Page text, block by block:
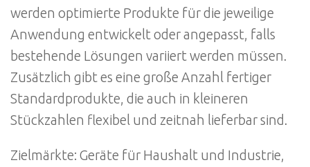
werden optimierte Produkte für die jeweilige
Anwendung entwickelt oder angepasst, falls
bestehende Lösungen variiert werden müssen.
Zusätzlich gibt es eine große Anzahl fertiger
Standardprodukte, die auch in kleineren
Stückzahlen flexibel und zeitnah lieferbar sind.
Zielmärkte: Geräte für Haushalt und Industrie,